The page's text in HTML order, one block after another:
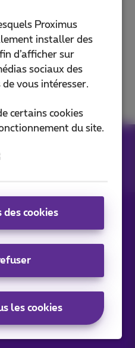
technique,
Proximus
installer des
d’afficher sur
sociaux des
vous intéresser.
certains cookies
du site.
des cookies
les cookies
Cookie manager
au droit belge.
1030 Bruxelles.